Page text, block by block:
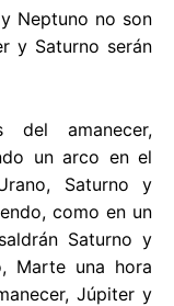
Neptuno no son
y Saturno serán
del amanecer,
un arco en el
Saturno y
como en un
Saturno y
Marte una hora
Júpiter y